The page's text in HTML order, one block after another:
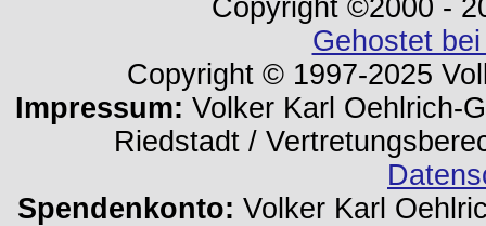
Copyright ©2000 -
Gehostet
Copyright © 1997-2025
Impressum: Volker Karl Oehlrich-
Riedstadt /
Spendenkonto: Volker Karl